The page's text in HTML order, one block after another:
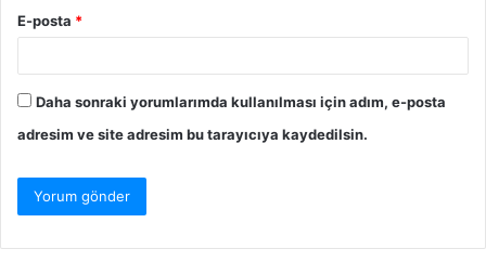
E-posta *
Daha sonraki yorumlarımda kullanılması için adım, e-posta
adresim ve site adresim bu tarayıcıya kaydedilsin.